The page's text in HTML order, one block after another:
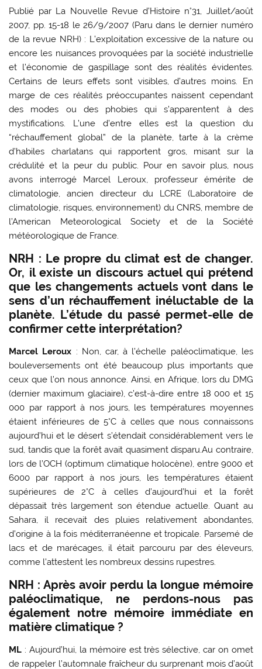
Publié par La Nouvelle Revue d’Histoire n°31, Juillet/août
2007, pp. 15-18 le 26/9/2007 (Paru dans le dernier numéro
de la revue NRH) : L’exploitation excessive de la nature ou
encore les nuisances provoquées par la société industrielle
et l’économie de gaspillage sont des réalités évidentes.
Certains de leurs effets sont visibles, d’autres moins. En
marge de ces réalités préoccupantes naissent cependant
des modes ou des phobies qui s’apparentent à des
mystifications. L’une d’entre elles est la question du
“réchauffement global” de la planète, tarte à la crème
d’habiles charlatans qui rapportent gros, misant sur la
crédulité et la peur du public. Pour en savoir plus, nous
avons interrogé Marcel Leroux, professeur émérite de
climatologie, ancien directeur du LCRE (Laboratoire de
climatologie, risques, environnement) du CNRS, membre de
l’American Meteorological Society et de la Société
météorologique de France.
NRH : Le propre du climat est de changer.
Or, il existe un discours actuel qui prétend
que les changements actuels vont dans le
sens d’un réchauffement inéluctable de la
planète. L’étude du passé permet-elle de
confirmer cette interprétation?
Marcel Leroux : Non, car, à l’échelle paléoclimatique, les
bouleversements ont été beaucoup plus importants que
ceux que l’on nous annonce. Ainsi, en Afrique, lors du DMG
(dernier maximum glaciaire), c’est-à-dire entre 18 000 et 15
000 par rapport à nos jours, les températures moyennes
étaient inférieures de 5°C à celles que nous connaissons
aujourd’hui et le désert s’étendait considérablement vers le
sud, tandis que la forêt avait quasiment disparu.Au contraire,
lors de l’OCH (optimum climatique holocène), entre 9000 et
6000 par rapport à nos jours, les températures étaient
supérieures de 2°C à celles d’aujourd’hui et la forêt
dépassait très largement son étendue actuelle. Quant au
Sahara, il recevait des pluies relativement abondantes,
d’origine à la fois méditerranéenne et tropicale. Parsemé de
lacs et de marécages, il était parcouru par des éleveurs,
comme l’attestent les nombreux dessins rupestres.
NRH : Après avoir perdu la longue mémoire
paléoclimatique, ne perdons-nous pas
également notre mémoire immédiate en
matière climatique ?
ML : Aujourd’hui, la mémoire est très sélective, car on omet
de rappeler l’automnale fraîcheur du surprenant mois d’août